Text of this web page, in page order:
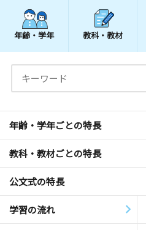
年齢・学年 教科・教材
年齢・学年ごとの特長
教科・教材ごとの特長
公文式の特長
学習の流れ